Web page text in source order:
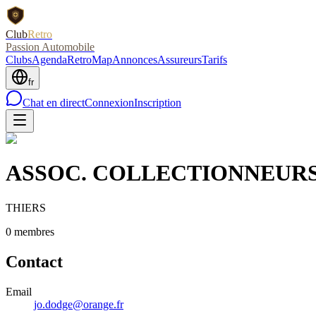
ClubRetro
Passion Automobile
ClubsAgendaRetroMapAnnoncesAssureursTarifs
fr
Chat en directConnexionInscription
ASSOC.
THIERS
0 membres
Contact
Email
jo.dodge@orange.fr